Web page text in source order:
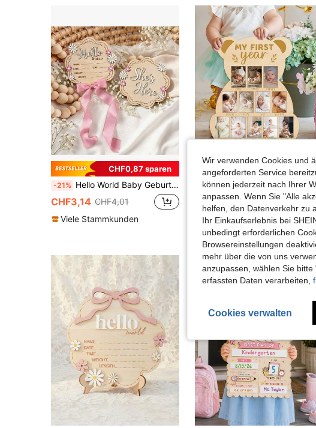
CHF0,87 sparen
-21% Hello World Baby Geburtsankündigungsschild, doppelseitige hölzerne Neugeborenen-Ankündigungstafel, Baby Mädchen Essentials, Neugeborenen-Zubehör, Gender Reveal, rosa Gänseblümchen, Geburtsinformationen Andenken mit rosa Schleife, Krankenhaus-Foto-Requisite & Kinderzimmer-Dekoration, hölzernes Baby-Ankündigungsschild, Baby Essentials, Baby Shower Geschenk
CHF3,14 CHF4,01
Viele Stammkunden
CHF6,76
Viele Stammkunden
Wir verwenden Cookies und
angeforderten Service
können jederzeit nach Ihrer
anpassen. Wenn Sie "Alle
helfen, den Datenverkehr zu
Ihr Einkaufserlebnis bei
unbedingt erforderlichen
Browsereinstellungen
mehr über die von uns
anzupassen, wählen Sie
erfassten Daten verarbeiten,
Cookies verwalten